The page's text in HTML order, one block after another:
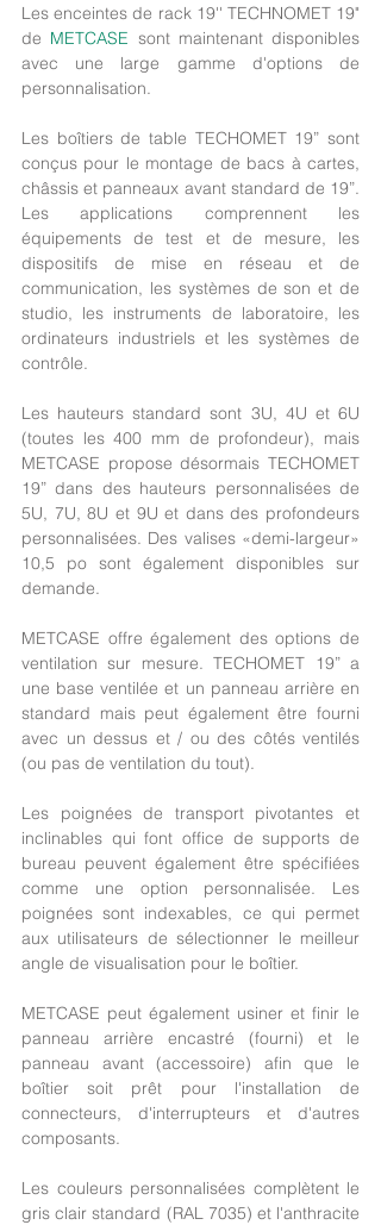
Les enceintes de rack 19'' TECHNOMET 19"
de METCASE sont maintenant disponibles
avec une large gamme d'options de
personnalisation.
Les boîtiers de table TECHOMET 19” sont
conçus pour le montage de bacs à cartes,
châssis et panneaux avant standard de 19”.
Les applications comprennent les
équipements de test et de mesure, les
dispositifs de mise en réseau et de
communication, les systèmes de son et de
studio, les instruments de laboratoire, les
ordinateurs industriels et les systèmes de
contrôle.
Les hauteurs standard sont 3U, 4U et 6U
(toutes les 400 mm de profondeur), mais
METCASE propose désormais TECHOMET
19” dans des hauteurs personnalisées de
5U, 7U, 8U et 9U et dans des profondeurs
personnalisées. Des valises «demi-largeur»
10,5 po sont également disponibles sur
demande.
METCASE offre également des options de
ventilation sur mesure. TECHOMET 19” a
une base ventilée et un panneau arrière en
standard mais peut également être fourni
avec un dessus et / ou des côtés ventilés
(ou pas de ventilation du tout).
Les poignées de transport pivotantes et
inclinables qui font office de supports de
bureau peuvent également être spécifiées
comme une option personnalisée. Les
poignées sont indexables, ce qui permet
aux utilisateurs de sélectionner le meilleur
angle de visualisation pour le boîtier.
METCASE peut également usiner et finir le
panneau arrière encastré (fourni) et le
panneau avant (accessoire) afin que le
boîtier soit prêt pour l'installation de
connecteurs, d'interrupteurs et d'autres
composants.
Les couleurs personnalisées complètent le
gris clair standard (RAL 7035) et l'anthracite